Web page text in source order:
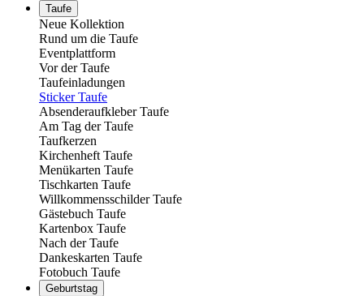
Taufe
Neue Kollektion
Rund um die Taufe
Eventplattform
Vor der Taufe
Taufeinladungen
Sticker Taufe
Absenderaufkleber Taufe
Am Tag der Taufe
Taufkerzen
Kirchenheft Taufe
Menükarten Taufe
Tischkarten Taufe
Willkommensschilder Taufe
Gästebuch Taufe
Kartenbox Taufe
Nach der Taufe
Dankeskarten Taufe
Fotobuch Taufe
Geburtstag